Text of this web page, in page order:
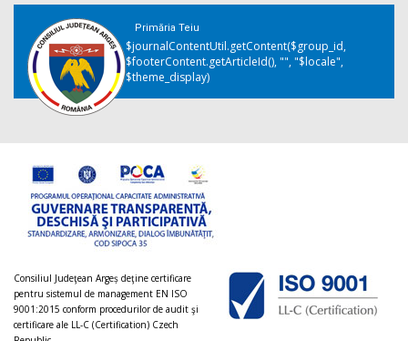
Primăria Teiu
$journalContentUtil.getContent($group_id,
$footerContent.getArticleId(), "", "$locale",
$theme_display)
Consiliul Judeţean Argeș deţine certificare
pentru sistemul de management EN ISO
9001:2015 conform procedurilor de audit şi
certificare ale LL-C (Certification) Czech